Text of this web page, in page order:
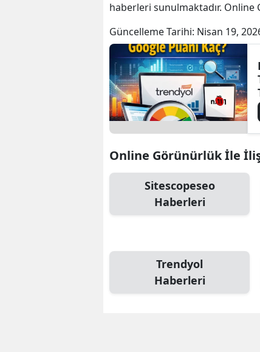
haberleri sunulmaktadır.
Güncelleme Tarihi: Nisan 19,
Online Görünürlük İle
Sitescopeseo
Haberleri
Trendyol
Haberleri